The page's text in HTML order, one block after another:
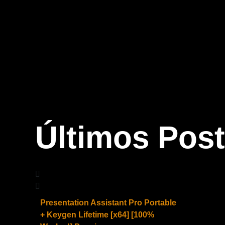
Últimos
Presentation Assistant Pro Portable
+ Keygen Lifetime [x64] [100%